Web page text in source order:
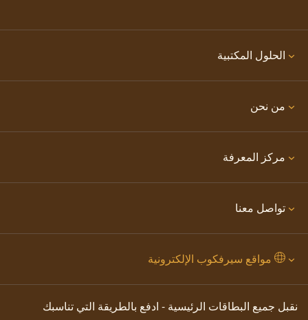
الحلول المكتبية
من نحن
مركز المعرفة
تواصل معنا
مواقع سيرفكوب الإلكترونية
نقبل جميع البطاقات الرئيسية - ادفع بالطريقة التي تناسبك